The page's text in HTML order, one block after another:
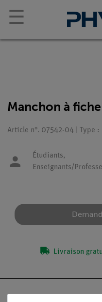
☰
Manchon à fiche
Article n°. 07542-04 | Type
Étudiants,
Enseignants/
Livraison